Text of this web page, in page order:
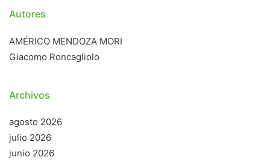
Autores
AMÉRICO MENDOZA MORI
Giacomo Roncagliolo
Archivos
agosto 2026
julio 2026
junio 2026